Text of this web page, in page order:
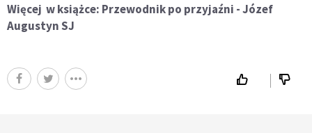
Więcej w książce: Przewodnik po przyjaźni - Józef
Augustyn SJ